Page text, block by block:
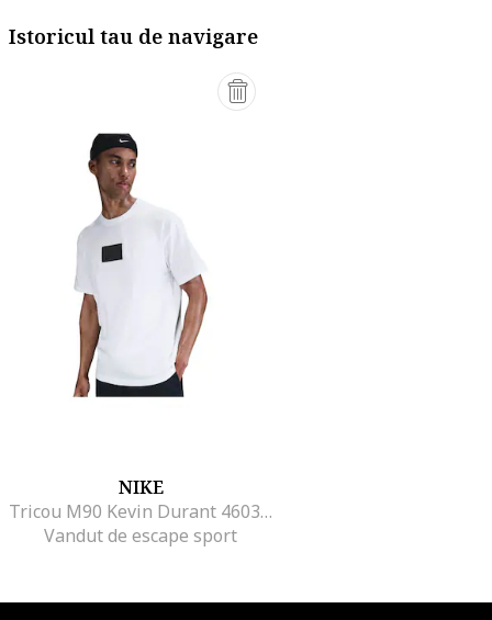
Istoricul tau de navigare
NIKE
Tricou M90 Kevin Durant 46036, Alb
Vandut de escape sport